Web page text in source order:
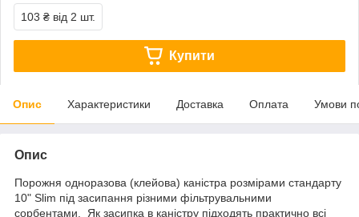
103 ₴ від 2 шт.
Купити
Опис Характеристики Доставка Оплата Умови
Опис
Порожня одноразова (клейова) каністра розмірами стандарту
10" Slim під засипання різними фільтрувальними
сорбентами. Як засипка в каністру підходять практично всі